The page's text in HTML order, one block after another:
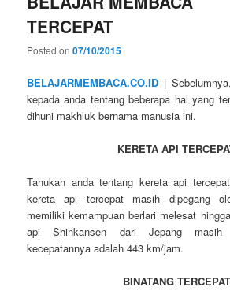
TERCEPAT
Posted on07/10/2015
BELAJARMEMBACA.CO.ID |
kepada anda tentang beberapa hal yang
dihuni makhluk bernama manusia ini.
KERETA API
Tahukah anda tentang kereta api
kereta api tercepat masih dipegang
memiliki kemampuan berlari melesat
api Shinkansen dari Jepang masih
kecepatannya adalah 443 km/jam.
BINATANG TERCEPAT